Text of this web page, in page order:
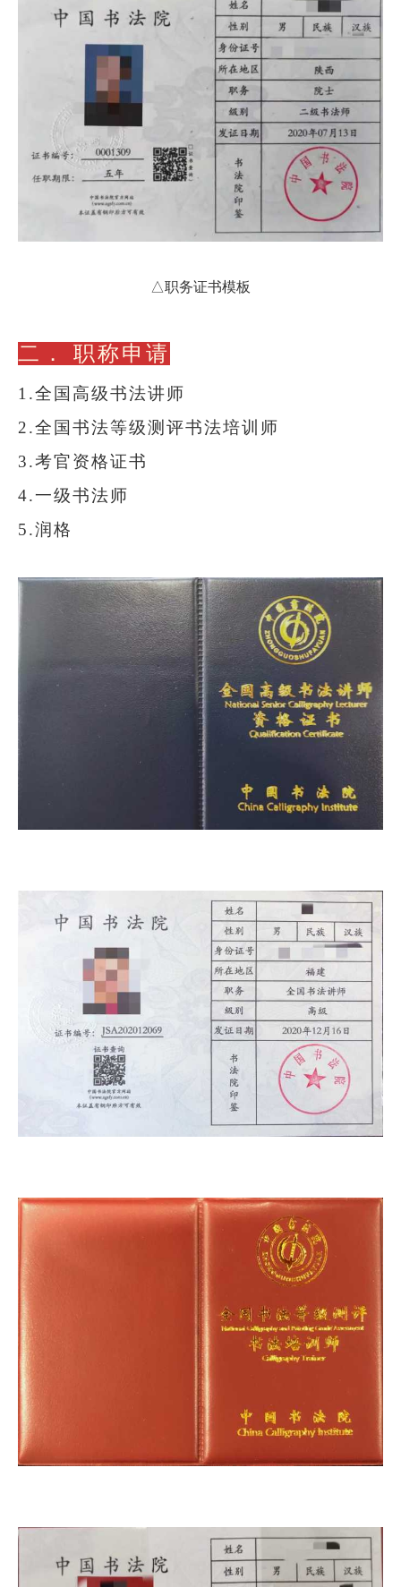
△职务证书模板
二． 职称申请
1.全国高级书法讲师
2.全国书法等级测评书法培训师
3.考官资格证书
4.一级书法师
5.润格